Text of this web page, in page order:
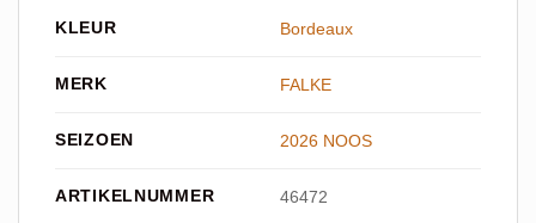
KLEUR Bordeaux
MERK FALKE
SEIZOEN 2026 NOOS
ARTIKELNUMMER 46472